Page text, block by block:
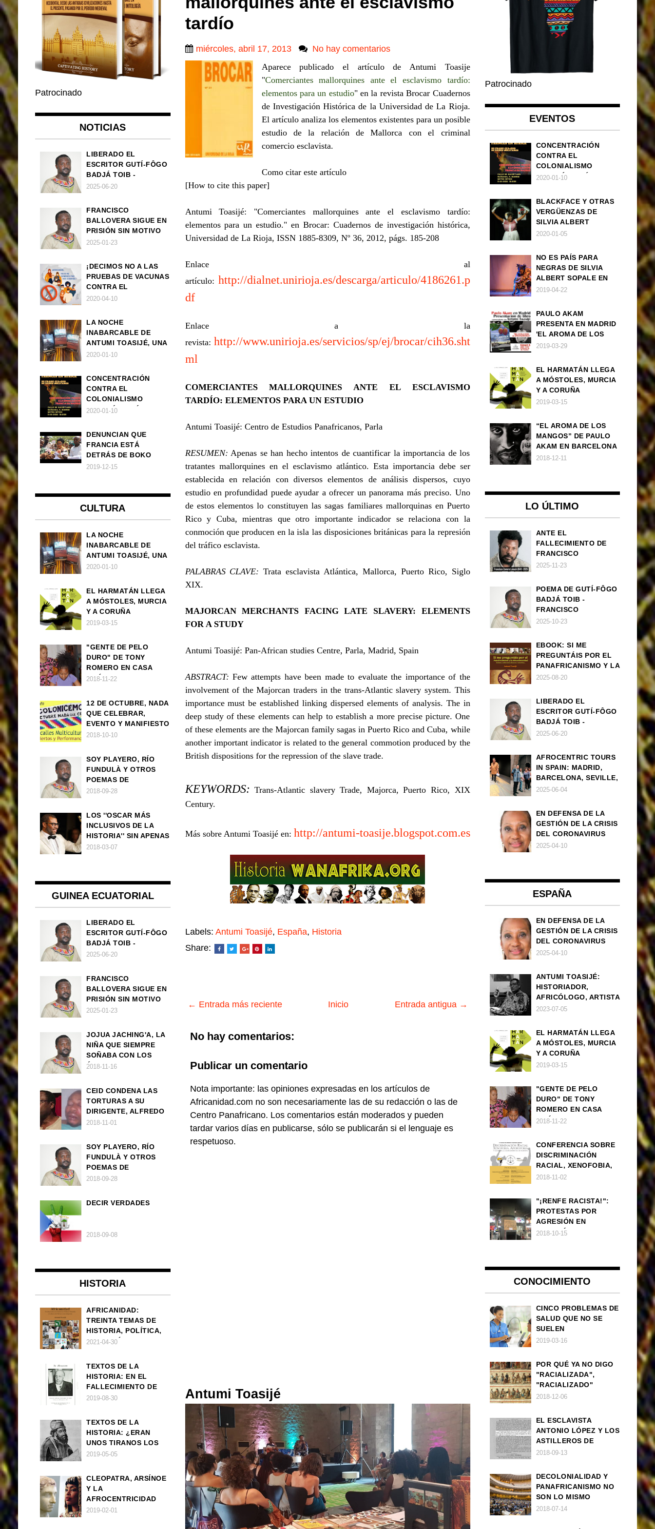
tardío
miércoles, abril 17, 2013
No hay comentarios
Aparece publicado el artículo de Antumi Toasije
"Comerciantes mallorquines ante el esclavismo tardío:
elementos para un estudio" en la revista Brocar Cuadernos
de Investigación Histórica de la Universidad de La Rioja.
El artículo analiza los elementos existentes para un posible
estudio de la relación de Mallorca con el criminal
comercio esclavista.
Como citar este artículo
[How to cite this paper]
Antumi Toasijé: "Comerciantes mallorquines ante el esclavismo tardío:
elementos para un estudio." en Brocar: Cuadernos de investigación histórica,
Universidad de La Rioja, ISSN 1885-8309, Nº 36, 2012, págs. 185-208
Enlace al
artículo: http://dialnet.unirioja.es/descarga/articulo/4186261.p
df
Enlace a la
revista: http://www.unirioja.es/servicios/sp/ej/brocar/cih36.sht
ml
COMERCIANTES MALLORQUINES ANTE EL ESCLAVISMO
TARDÍO: ELEMENTOS PARA UN ESTUDIO
Antumi Toasijé: Centro de Estudios Panafricanos, Parla
RESUMEN: Apenas se han hecho intentos de cuantificar la importancia de los
tratantes mallorquines en el esclavismo atlántico. Esta importancia debe ser
establecida en relación con diversos elementos de análisis dispersos, cuyo
estudio en profundidad puede ayudar a ofrecer un panorama más preciso. Uno
de estos elementos lo constituyen las sagas familiares mallorquinas en Puerto
Rico y Cuba, mientras que otro importante indicador se relaciona con la
conmoción que producen en la isla las disposiciones británicas para la represión
del tráfico esclavista.
PALABRAS CLAVE: Trata esclavista Atlántica, Mallorca, Puerto Rico, Siglo
XIX.
MAJORCAN MERCHANTS FACING LATE SLAVERY: ELEMENTS
FOR A STUDY
Antumi Toasijé: Pan-African studies Centre, Parla, Madrid, Spain
ABSTRACT: Few attempts have been made to evaluate the importance of the
involvement of the Majorcan traders in the trans-Atlantic slavery system. This
importance must be established linking dispersed elements of analysis. The in
deep study of these elements can help to establish a more precise picture. One
of these elements are the Majorcan family sagas in Puerto Rico and Cuba, while
another important indicator is related to the general commotion produced by the
British dispositions for the repression of the slave trade.
KEYWORDS: Trans-Atlantic slavery Trade, Majorca, Puerto Rico, XIX
Century.
Más sobre Antumi Toasijé en: http://antumi-toasije.blogspot.com.es
Labels: Antumi Toasijé, España, Historia
Share:
← Entrada más reciente Entrada antigua →
Inicio
No hay comentarios:
Publicar un comentario
Nota importante: las opiniones expresadas en los artículos de
Africanidad.com no son necesariamente las de su redacción o las de
Centro Panafricano. Los comentarios están moderados y pueden
tardar varios días en publicarse, sólo se publicarán si el lenguaje es
respetuoso.
Antumi Toasijé
Patrocinado
NOTICIAS
LIBERADO EL
ESCRITOR GUTÍ-FÔGO
BADJÁ TOIB -
FRANCISCO
2025-06-20
FRANCISCO
BALLOVERA SIGUE EN
PRISIÓN SIN MOTIVO
ALGUNO
2025-01-23
¡DECIMOS NO A LAS
PRUEBAS DE VACUNAS
CONTRA EL
CORONAVIRUS EN
2020-04-10
LA NOCHE
INABARCABLE DE
ANTUMI TOASIJÉ, UNA
NOVELA
2020-01-10
CONCENTRACIÓN
CONTRA EL
COLONIALISMO
FRANCÉS EN ÁFRICA
2020-01-10
DENUNCIAN QUE
FRANCIA ESTÁ
DETRÁS DE BOKO
HARAM
2019-12-15
CULTURA
LA NOCHE
INABARCABLE DE
ANTUMI TOASIJÉ, UNA
NOVELA
2020-01-10
EL HARMATÁN LLEGA
A MÓSTOLES, MURCIA
Y A CORUÑA
2019-03-15
"GENTE DE PELO
DURO" DE TONY
ROMERO EN CASA
AMÉRICA
2018-11-22
12 DE OCTUBRE, NADA
QUE CELEBRAR,
EVENTO Y MANIFIESTO
2018-10-10
SOY PLAYERO, RÍO
FUNDULÀ Y OTROS
POEMAS DE
FRANCISCO
2018-09-28
LOS ''OSCAR MÁS
INCLUSIVOS DE LA
HISTORIA'' SIN APENAS
TRIUNFOS AFRO
2018-03-07
GUINEA ECUATORIAL
LIBERADO EL
ESCRITOR GUTÍ-FÔGO
BADJÁ TOIB -
FRANCISCO
2025-06-20
FRANCISCO
BALLOVERA SIGUE EN
PRISIÓN SIN MOTIVO
ALGUNO
2025-01-23
JOJUA JACHING'A, LA
NIÑA QUE SIEMPRE
SOÑABA CON LOS
ÁNGELES (UN CUENTO
2018-11-16
CEID CONDENA LAS
TORTURAS A SU
DIRIGENTE, ALFREDO
OKENVE
2018-11-01
SOY PLAYERO, RÍO
FUNDULÀ Y OTROS
POEMAS DE
FRANCISCO
2018-09-28
DECIR VERDADES
2018-09-08
HISTORIA
AFRICANIDAD:
TREINTA TEMAS DE
HISTORIA, POLÍTICA,
FILOSOFÍA Y CULTURA
2021-04-30
TEXTOS DE LA
HISTORIA: EN EL
FALLECIMIENTO DE
W.E.B. DU BOIS
2019-08-30
TEXTOS DE LA
HISTORIA: ¿ERAN
UNOS TIRANOS LOS
FARAONES?
2019-05-05
CLEOPATRA, ARSÍNOE
Y LA
AFROCENTRICIDAD
MAL ENTENDIDA
2019-02-01
Patrocinado
EVENTOS
CONCENTRACIÓN
CONTRA EL
COLONIALISMO
FRANCÉS EN ÁFRICA
2020-01-10
BLACKFACE Y OTRAS
VERGÜENZAS DE
SILVIA ALBERT
SOPALE EN MADRID
2020-01-05
NO ES PAÍS PARA
NEGRAS DE SILVIA
ALBERT SOPALE EN
BARCELONA
2019-04-22
PAULO AKAM
PRESENTA EN MADRID
'EL AROMA DE LOS
MANGOS', UNA
AFRODESCENDENCIA
2019-03-29
EL HARMATÁN LLEGA
A MÓSTOLES, MURCIA
Y A CORUÑA
2019-03-15
“EL AROMA DE LOS
MANGOS” DE PAULO
AKAM EN BARCELONA
2018-12-11
LO ÚLTIMO
ANTE EL
FALLECIMIENTO DE
FRANCISCO
ZAMORA LOBOCH
2025-11-23
POEMA DE GUTÍ-FÔGO
BADJÁ TOIB -
FRANCISCO
BALLOVERA ESTRADA:
2025-10-23
EBOOK: SI ME
PREGUNTÁIS POR EL
PANAFRICANISMO Y LA
AFROCENTRICIDAD
2025-08-20
LIBERADO EL
ESCRITOR GUTÍ-FÔGO
BADJÁ TOIB -
FRANCISCO
2025-06-20
AFROCENTRIC TOURS
IN SPAIN: MADRID,
BARCELONA, SEVILLE,
IBIZA
2025-06-04
EN DEFENSA DE LA
GESTIÓN DE LA CRISIS
DEL CORONAVIRUS
POR PARTE DEL
2025-04-10
ESPAÑA
EN DEFENSA DE LA
GESTIÓN DE LA CRISIS
DEL CORONAVIRUS
POR PARTE DEL
2025-04-10
ANTUMI TOASIJÉ:
HISTORIADOR,
AFRICÓLOGO, ARTISTA
2023-07-05
EL HARMATÁN LLEGA
A MÓSTOLES, MURCIA
Y A CORUÑA
2019-03-15
"GENTE DE PELO
DURO" DE TONY
ROMERO EN CASA
AMÉRICA
2018-11-22
CONFERENCIA SOBRE
DISCRIMINACIÓN
RACIAL, XENOFOBIA,
APOROFOBIA Y AUGE
2018-11-02
"¡RENFE RACISTA!":
PROTESTAS POR
AGRESIÓN EN
ESTACIÓN DE TREN DE
2018-10-15
CONOCIMIENTO
CINCO PROBLEMAS DE
SALUD QUE NO SE
SUELEN
DIAGNOSTICAR BIEN
2019-03-16
POR QUÉ YA NO DIGO
"RACIALIZADA",
"RACIALIZADO"
2018-12-06
EL ESCLAVISTA
ANTONIO LÓPEZ Y LOS
ASTILLEROS DE
NAVANTIA
2018-09-13
DECOLONIALIDAD Y
PANAFRICANISMO NO
SON LO MISMO
2018-07-14